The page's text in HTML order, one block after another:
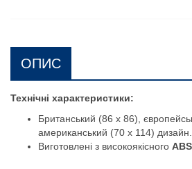
ОПИС
Технічні характеристики:
Британський (86 x 86),
американський (70 x 114) дизайн.
Виготовлені з високоякісного ABS